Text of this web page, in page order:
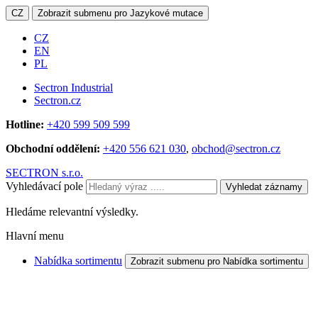
CZ Zobrazit submenu pro Jazykové mutace
CZ
EN
PL
Sectron Industrial
Sectron.cz
Hotline: +420 599 509 599
Obchodní oddělení: +420 556 621 030, obchod@sectron.cz
SECTRON s.r.o.
Vyhledávací pole
Vyhledat záznamy
Hledáme relevantní výsledky.
Hlavní menu
Nabídka sortimentu Zobrazit submenu pro Nabídka sortimentu